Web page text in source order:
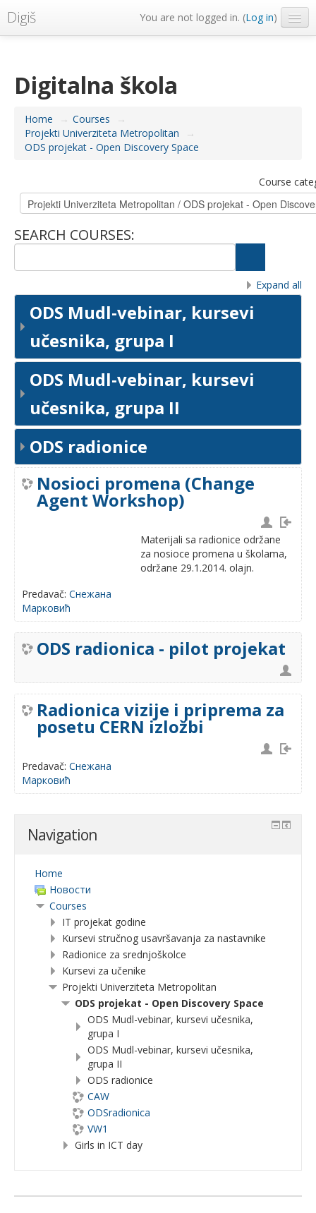
Digiš You are not logged in. (Log in)
English ‎(en)‎
Digitalna škola
Home → Courses
→
Projekti Univerziteta Metropolitan
→
ODS projekat - Open Discovery Space
Course
SEARCH COURSES:
Expand all
ODS Mudl-vebinar, kursevi
učesnika, grupa I
ODS Mudl-vebinar, kursevi
učesnika, grupa II
ODS radionice
Nosioci promena (Change
Agent Workshop)
Materijali sa radionice održane
za nosioce promena u školama,
održane 29.1.2014. olajn.
Predavač: Снежана
Марковић
ODS radionica - pilot projekat
Radionica vizije i priprema za
posetu CERN izložbi
Predavač: Снежана
Марковић
Navigation
Home
Новости
Courses
IT projekat godine
Kursevi stručnog usavršavanja za nastavnike
Radionice za srednjoškolce
Kursevi za učenike
Projekti Univerziteta Metropolitan
ODS projekat - Open Discovery Space
ODS Mudl-vebinar, kursevi učesnika,
grupa I
ODS Mudl-vebinar, kursevi učesnika,
grupa II
ODS radionice
CAW
ODSradionica
VW1
Girls in ICT day